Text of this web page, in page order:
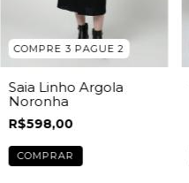
COMPRE 3 PAGUE 2
Saia Linho Argola
Noronha
R$598,00
COMPRAR